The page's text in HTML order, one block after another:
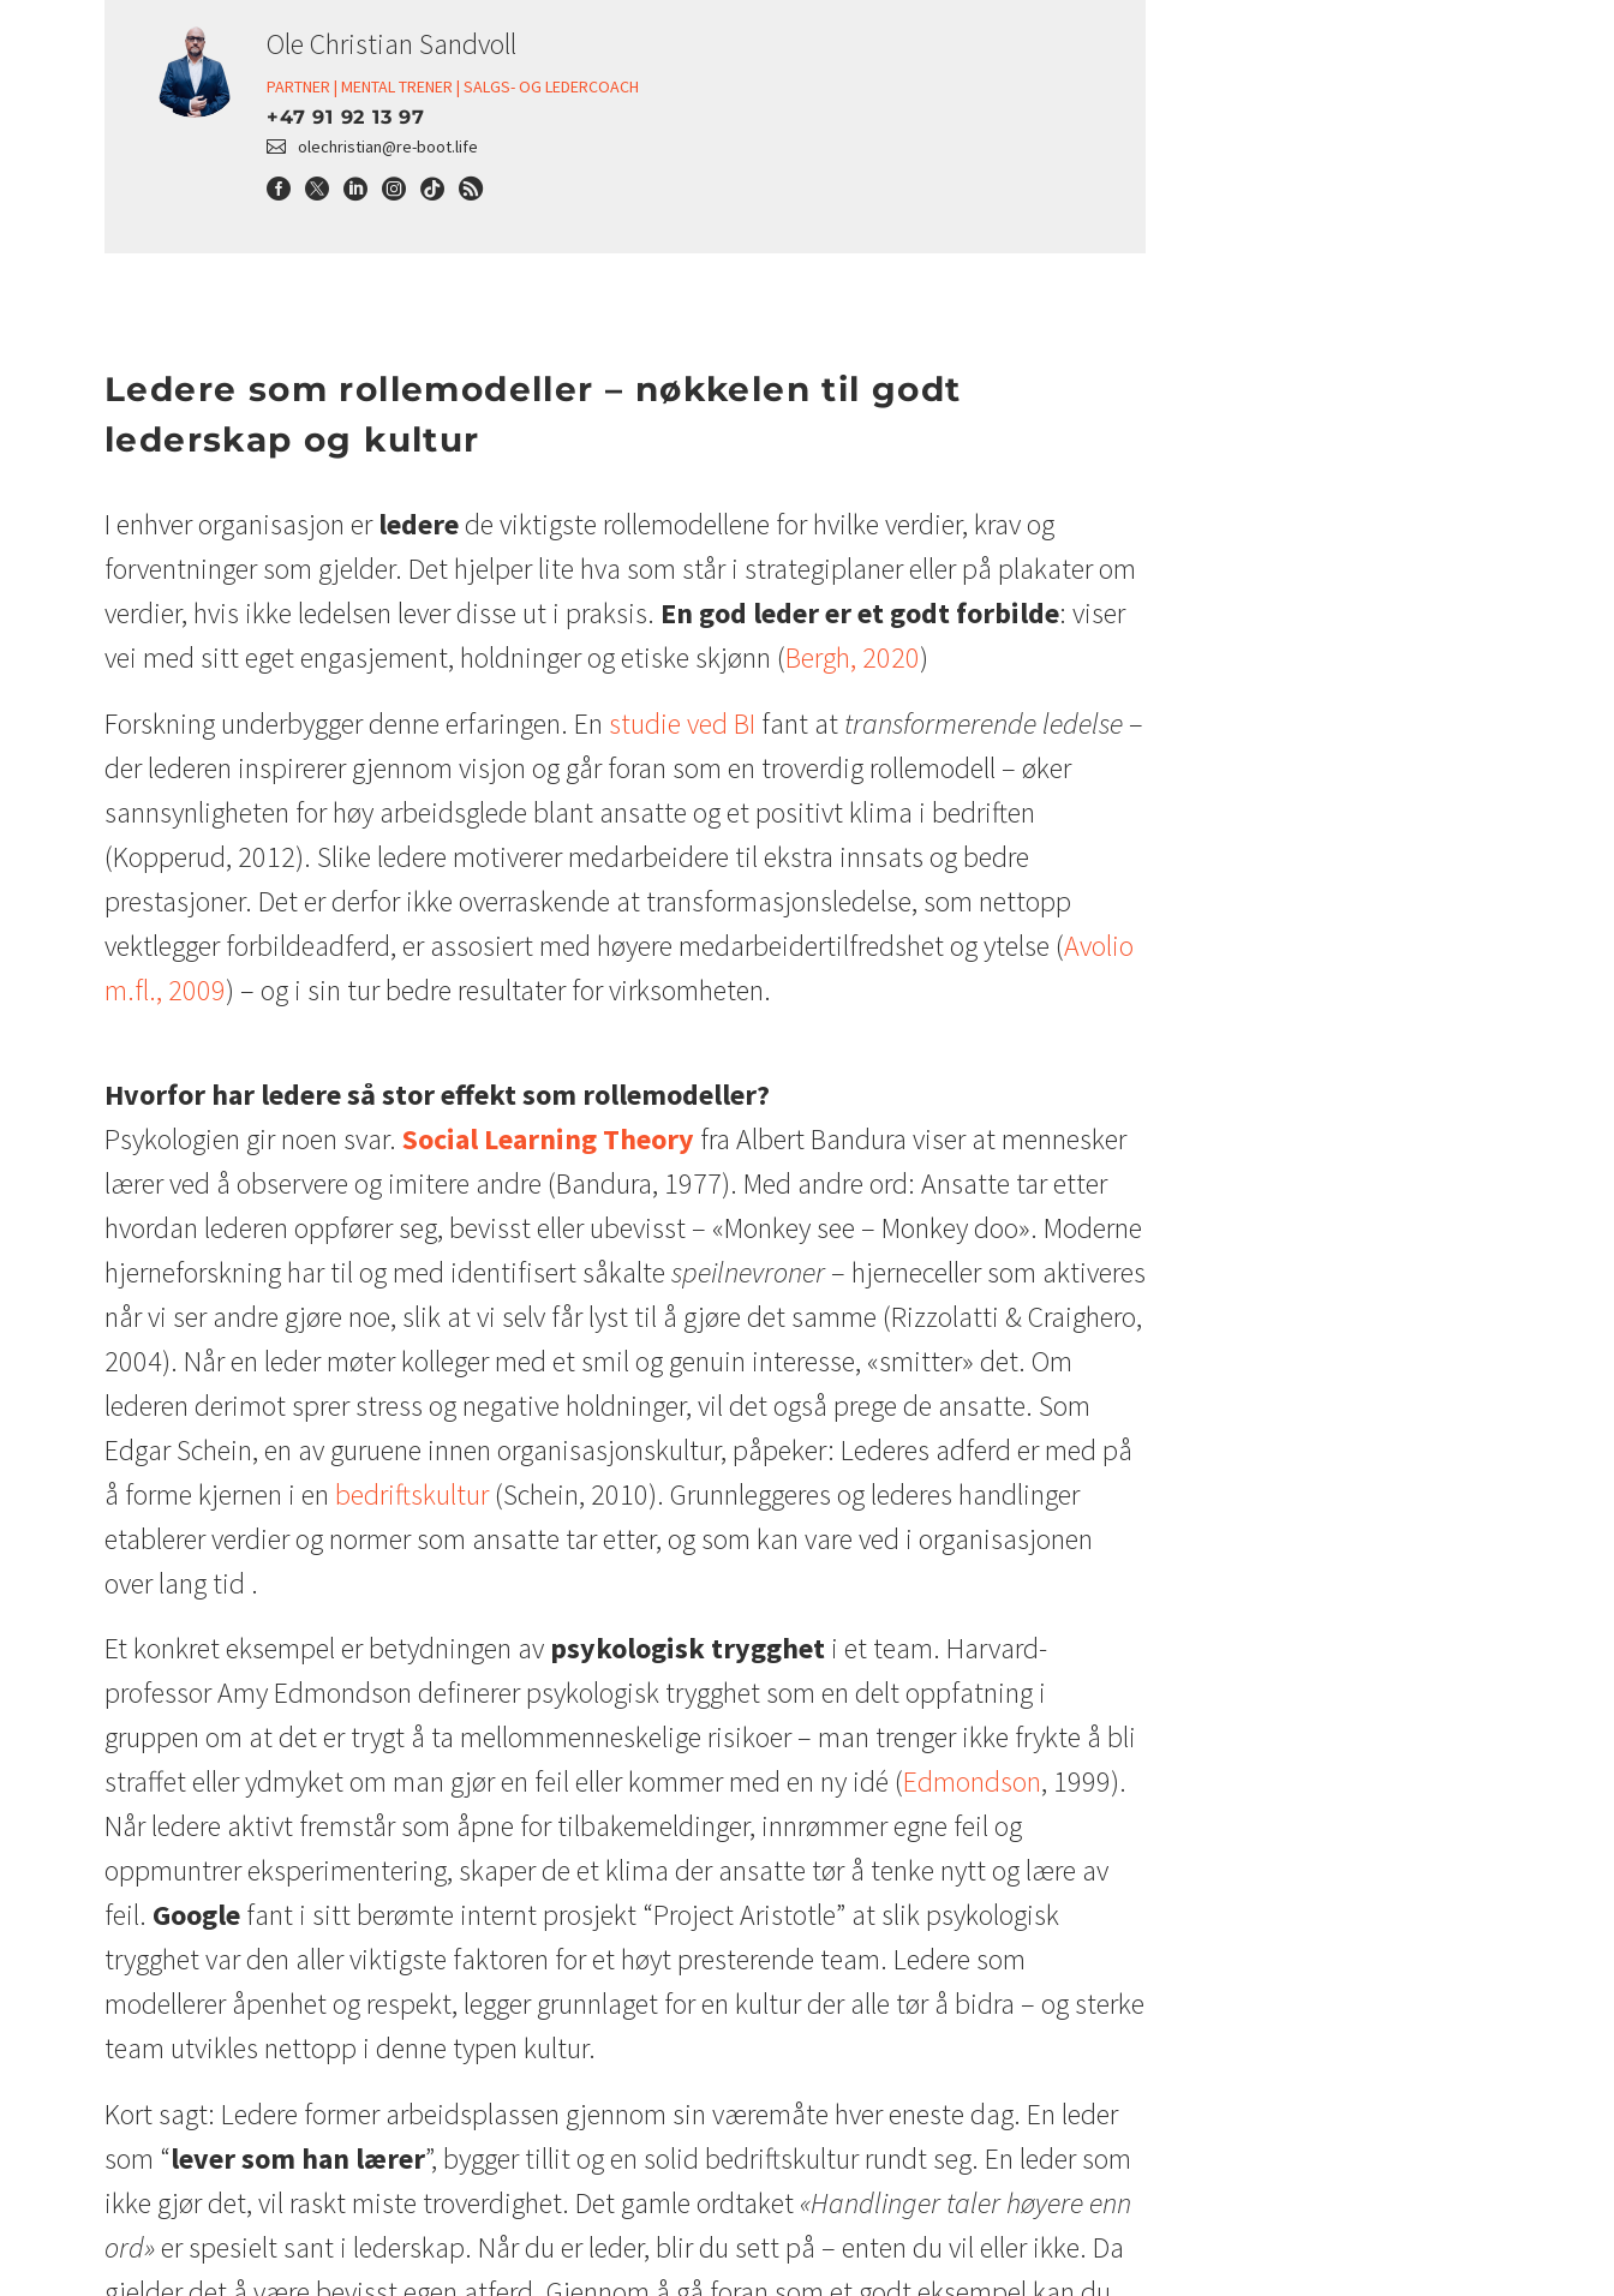
Ole Christian Sandvoll
PARTNER | MENTAL TRENER | SALGS- OG LEDERCOACH
+47 91 92 13 97
olechristian@re-boot.life
Ledere som rollemodeller – nøkkelen til godt
lederskap og kultur
I enhver organisasjon erlederede viktigste rollemodellene for hvilke verdier, krav og
forventninger som gjelder. Det hjelper lite hva som står i strategiplaner eller på plakater om
verdier, hvis ikke ledelsen lever disse ut i praksis. En god leder er et godt forbilde: viser
vei med sitt eget engasjement, holdninger og etiske skjønn (Bergh, 2020)
Forskning underbygger denne erfaringen. En studie ved BI fant attransformerende ledelse–
der lederen inspirerer gjennom visjon og går foran som en troverdig rollemodell – øker
sannsynligheten for høy arbeidsglede blant ansatte og et positivt klima i bedriften
(Kopperud, 2012). Slike ledere motiverer medarbeidere til ekstra innsats og bedre
prestasjoner. Det er derfor ikke overraskende at transformasjonsledelse, som nettopp
vektlegger forbildeadferd, er assosiert med høyere medarbeidertilfredshet og ytelse (Avolio
m.fl., 2009) – og i sin tur bedre resultater for virksomheten.
Hvorfor har ledere så stor effekt som rollemodeller?
Psykologien gir noen svar. Social Learning Theory fra Albert Bandura viser at mennesker
lærer ved å observere og imitere andre (Bandura, 1977). Med andre ord: Ansatte tar etter
hvordan lederen oppfører seg, bevisst eller ubevisst – «Monkey see – Monkey doo». Moderne
hjerneforskning har til og med identifisert såkaltespeilnevroner– hjerneceller som aktiveres
når vi ser andre gjøre noe, slik at vi selv får lyst til å gjøre det samme (Rizzolatti & Craighero,
2004). Når en leder møter kolleger med et smil og genuin interesse, «smitter» det. Om
lederen derimot sprer stress og negative holdninger, vil det også prege de ansatte. Som
Edgar Schein, en av guruene innen organisasjonskultur, påpeker: Lederes adferd er med på
å forme kjernen i en bedriftskultur(Schein, 2010). Grunnleggeres og lederes handlinger
etablerer verdier og normer som ansatte tar etter, og som kan vare ved i organisasjonen
over lang tid .
Et konkret eksempel er betydningen av psykologisk trygghet i et team. Harvard-
professor Amy Edmondson definerer psykologisk trygghet som en delt oppfatning i
gruppen om at det er trygt å ta mellommenneskelige risikoer – man trenger ikke frykte å bli
straffet eller ydmyket om man gjør en feil eller kommer med en ny idé (Edmondson, 1999).
Når ledere aktivt fremstår som åpne for tilbakemeldinger, innrømmer egne feil og
oppmuntrer eksperimentering, skaper de et klima der ansatte tør å tenke nytt og lære av
feil. Googlefant i sitt berømte internt prosjekt “Project Aristotle” at slik psykologisk
trygghet var den aller viktigste faktoren for et høyt presterende team. Ledere som
modellerer åpenhet og respekt, legger grunnlaget for en kultur der alle tør å bidra – og sterke
team utvikles nettopp i denne typen kultur.
Kort sagt: Ledere former arbeidsplassen gjennom sin væremåte hver eneste dag. En leder
som “lever som han lærer”, bygger tillit og en solid bedriftskultur rundt seg. En leder som
ikke gjør det, vil raskt miste troverdighet. Det gamle ordtaket«Handlinger taler høyere enn
ord»er spesielt sant i lederskap. Når du er leder, blir du sett på – enten du vil eller ikke. Da